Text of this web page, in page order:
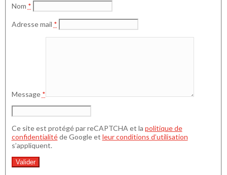
Nom *
Adresse mail *
Message *
Ce site est protégé par reCAPTCHA et la politique de
confidentialitéde Google et leur conditions d’utilisation
s’appliquent.